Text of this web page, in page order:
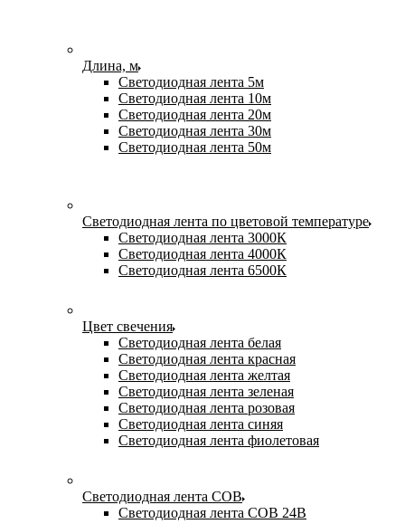
Длина, м
Светодиодная лента 5м
Светодиодная лента 10м
Светодиодная лента 20м
Светодиодная лента 30м
Светодиодная лента 50м
Светодиодная лента по цветовой температуре
Светодиодная лента 3000К
Светодиодная лента 4000К
Светодиодная лента 6500К
Цвет свечения
Светодиодная лента белая
Светодиодная лента красная
Светодиодная лента желтая
Светодиодная лента зеленая
Светодиодная лента розовая
Светодиодная лента синяя
Светодиодная лента фиолетовая
Светодиодная лента COB
Светодиодная лента COB 24В